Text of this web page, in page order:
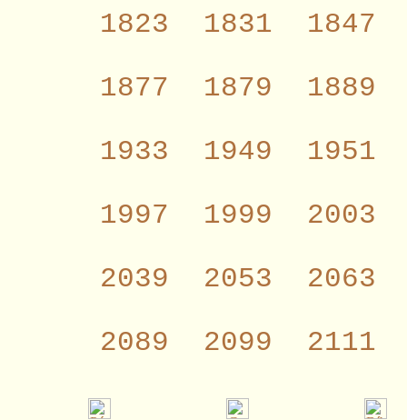
1823
1831
1847
1877
1879
1889
1933
1949
1951
1997
1999
2003
2039
2053
2063
2089
2099 2111